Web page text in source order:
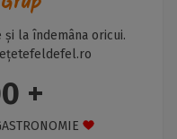
la îndemâna oricui.
+